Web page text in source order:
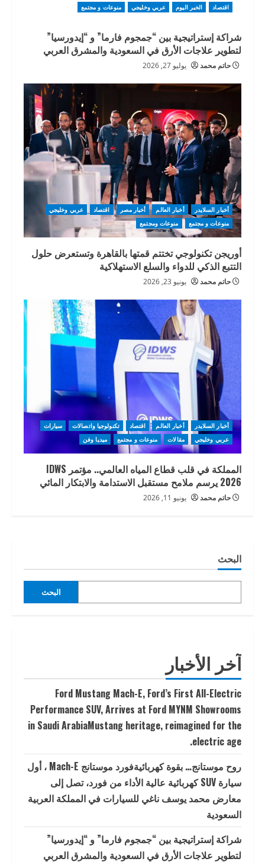
اقتصاد الخبر اليوم عربي وخليجي منوعات و مجتمع
شراكة إستراتيجية بين “جمجوم فارما” و “إيدورسيا”
لتطوير علاجات الأرق في السعودية والمشرق العربي
حاتم محمد يوليو 27, 2026
أخبار السلايدر أخبار العالم أخبار مصر اقتصاد
عربي وخليجي
منوعات و مجتمع
منوعات ومجتمع
أوريجن تكنولوجي تختتم قمتها بالقاهرة وتستعرض حلول
التتبع الذكي للدواء والسلع الاستهلاكية
حاتم محمد يونيو 23, 2026
أخبار السلايدر أخبار العالم اقتصاد تكنولوجيا واتصالات
سيارات
عربي وخليجي
مقالات منوعات و مجتمع ميديا وفن
المملكة في قلب قطاع المياه العالمي.. مؤتمر IDWS
2026 يرسم ملامح مستقبل الاستدامة والابتكار المائي
حاتم محمد يونيو 11, 2026
البحث
البحث
آخر الأخبار
Ford Mustang Mach-E, Ford’s First All-Electric
Performance SUV, Arrives at Ford MYNM Showrooms
in Saudi ArabiaMustang heritage, reimagined for the
electric age.
روح موستانج… بقوة كهربائيةفورد موستانج Mach-E ، أول
سيارة SUV كهربائية عالية الأداء من فورد، تصل إلى
معارض محمد يوسف ناغي للسيارات في المملكة العربية
السعودية
شراكة إستراتيجية بين “جمجوم فارما” و “إيدورسيا”
لتطوير علاجات الأرق في السعودية والمشرق العربي